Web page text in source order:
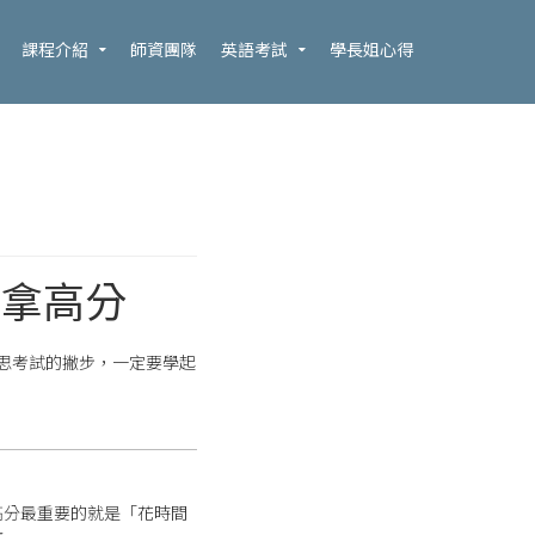
課程介紹 師資團隊 英語考試 學長姐心得
高分
考試的撇步，一定要學起
最重要的就是「花時間